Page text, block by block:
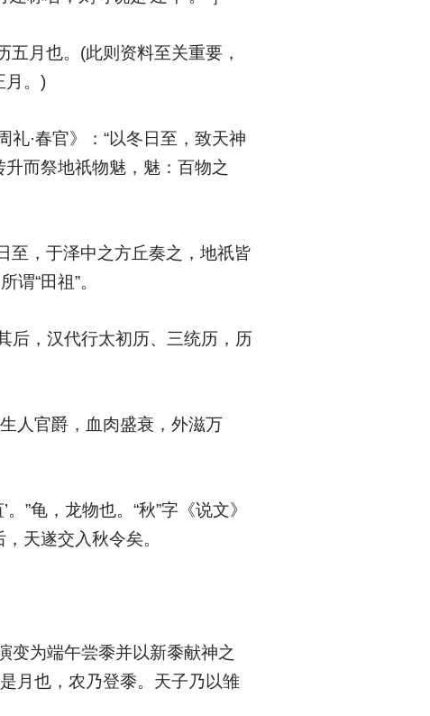
五月也。(此则资料至关重要，
月。)
·春官》：“以冬日至，致天神
而祭地祇物魅，魅：百物之
至，于泽中之方丘奏之，地祇皆
“田祖”。
后，汉代行太初历、三统历，历
人官爵，血肉盛衰，外滋万
”龟，龙物也。“秋”字《说文》
天遂交入秋令矣。
变为端午尝黍并以新黍献神之
月也，农乃登黍。天子乃以雏